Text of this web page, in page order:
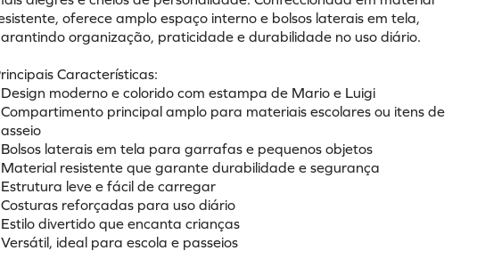
oferece amplo espaço interno e bolsos laterais em tela,
organização, praticidade e durabilidade no uso diário.
Características:
moderno e colorido com estampa de Mario e Luigi
principal amplo para materiais escolares ou itens de
laterais em tela para garrafas e pequenos objetos
resistente que garante durabilidade e segurança
leve e fácil de carregar
reforçadas para uso diário
divertido que encanta crianças
ideal para escola e passeios